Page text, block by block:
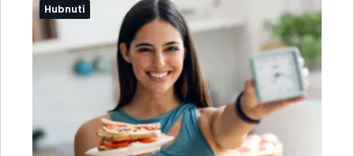
Hubnutí